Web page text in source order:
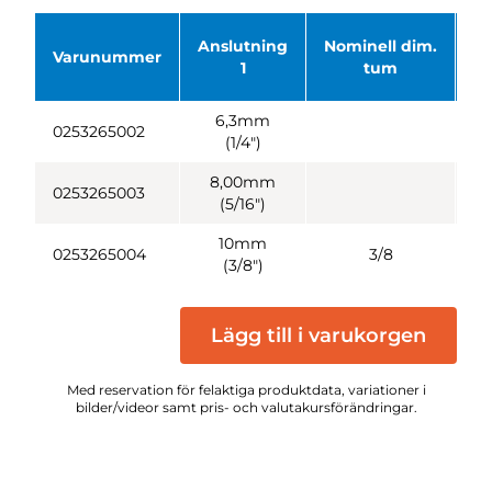
Varunummer
Anslutning
1
Nominell dim.
tum
0253265002
6,3mm
(1/4")
0253265003
8,00mm
(5/16")
0253265004
10mm
(3/8")
3/8
Lägg till i varukorgen
Med reservation för felaktiga produktdata, variationer i
bilder/videor samt pris- och valutakursförändringar.